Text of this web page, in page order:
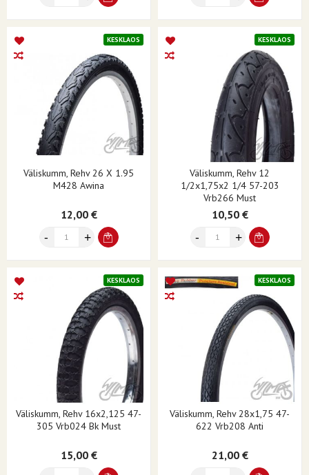
KESKLAOS
Väliskumm, Rehv 26 X 1.95
M428 Awina
12,00 €
KESKLAOS
Väliskumm, Rehv 12
1/2x1,75x2 1/4 57-203
Vrb266 Must
10,50 €
KESKLAOS
Väliskumm, Rehv 16x2,125 47-
305 Vrb024 Bk Must
15,00 €
KESKLAOS
Väliskumm, Rehv 28x1,75 47-
622 Vrb208 Anti
21,00 €